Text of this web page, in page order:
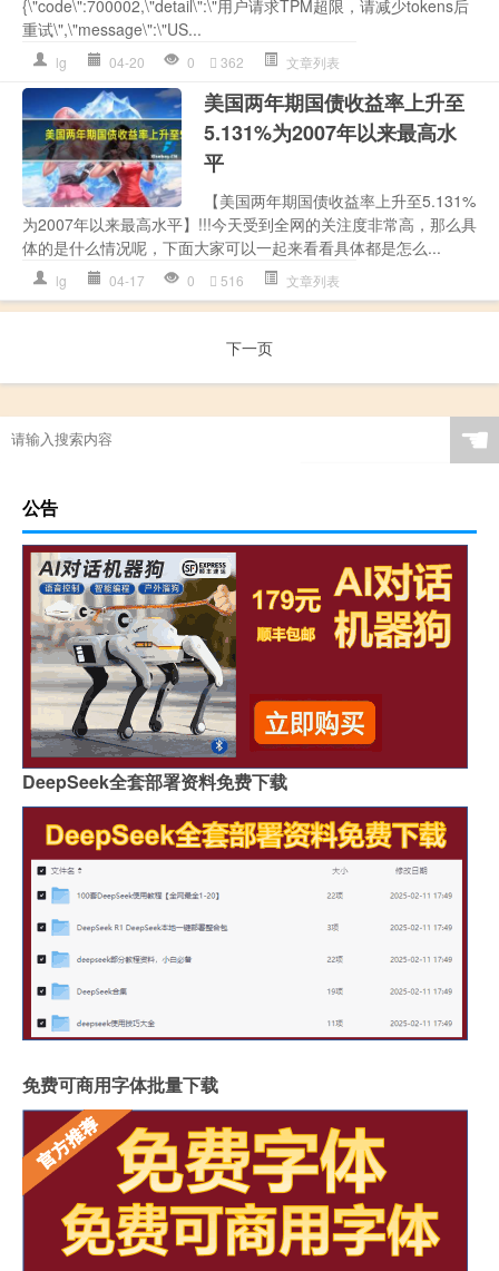
{\"code\":700002,\"detail\":\"用户请求TPM超限，请减少tokens后
重试\",\"message\":\"US...
lg 04-20 0 362 文章列表
美国两年期国债收益率上升至
5.131%为2007年以来最高水
平
【美国两年期国债收益率上升至5.131%
为2007年以来最高水平】!!!今天受到全网的关注度非常高，那么具
体的是什么情况呢，下面大家可以一起来看看具体都是怎么...
lg 04-17 0 516 文章列表
下一页
☚
公告
DeepSeek全套部署资料免费下载
免费可商用字体批量下载